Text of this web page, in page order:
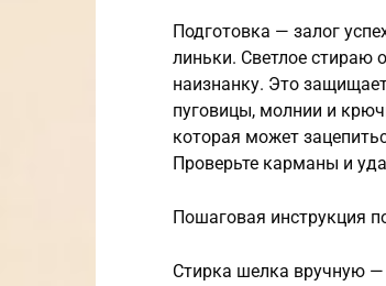
Подготовка — залог
линьки. Светлое стираю
наизнанку. Это
пуговицы, молнии и
которая может
Проверьте карманы и
Пошаговая инструкция
Стирка шелка вручную